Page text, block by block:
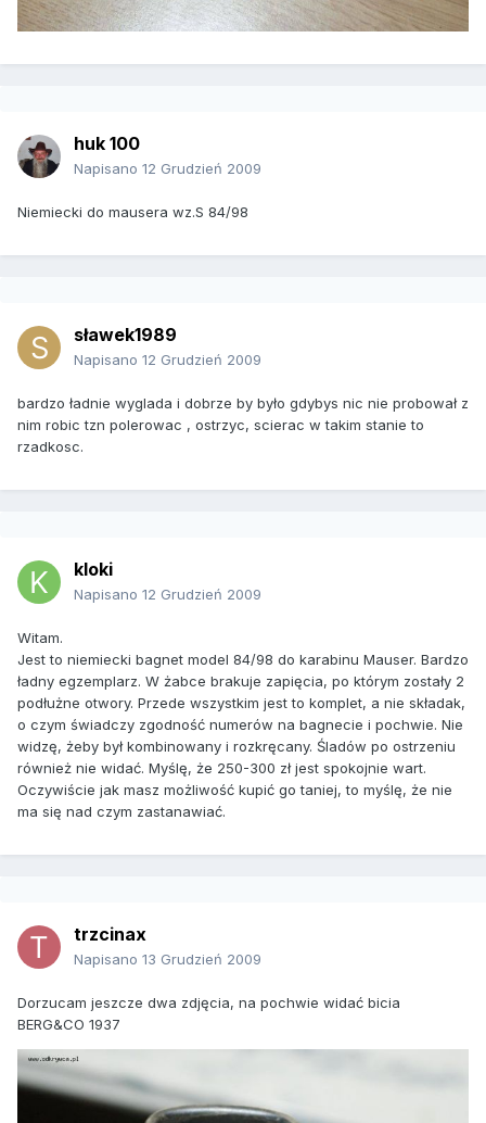
huk 100
Napisano 12 Grudzień 2009
Niemiecki do mausera wz.S 84/98
sławek1989
Napisano 12 Grudzień 2009
bardzo ładnie wyglada i dobrze by było gdybys nic nie probował z
nim robic tzn polerowac , ostrzyc, scierac w takim stanie to
rzadkosc.
kloki
Napisano 12 Grudzień 2009
Witam.
Jest to niemiecki bagnet model 84/98 do karabinu Mauser. Bardzo
ładny egzemplarz. W żabce brakuje zapięcia, po którym zostały 2
podłużne otwory. Przede wszystkim jest to komplet, a nie składak,
o czym świadczy zgodność numerów na bagnecie i pochwie. Nie
widzę, żeby był kombinowany i rozkręcany. Śladów po ostrzeniu
również nie widać. Myślę, że 250-300 zł jest spokojnie wart.
Oczywiście jak masz możliwość kupić go taniej, to myślę, że nie
ma się nad czym zastanawiać.
trzcinax
Napisano 13 Grudzień 2009
Dorzucam jeszcze dwa zdjęcia, na pochwie widać bicia
BERG&CO 1937